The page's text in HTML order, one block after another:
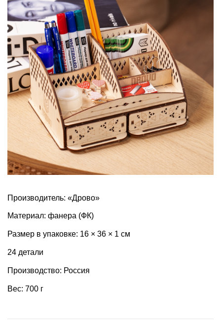
Производитель: «Дрово»
Материал: фанера (ФК)
Размер в упаковке: 16 × 36 × 1 см
24 детали
Производство: Россия
Вес: 700 г